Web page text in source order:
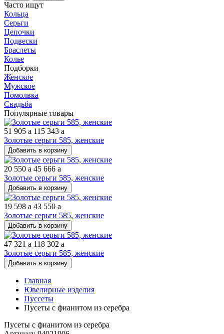
Часто ищут
Кольца
Серьги
Цепочки
Подвески
Браслеты
Колье
Подборки
Женское
Мужское
Помолвка
Свадьба
Популярные товары
51 905 a 115 343 a
Золотые серьги 585, женские
Добавить в корзину
20 550 a 45 666 a
Золотые серьги 585, женские
Добавить в корзину
19 598 a 43 550 a
Золотые серьги 585, женские
Добавить в корзину
47 321 a 118 302 a
Золотые серьги 585, женские
Добавить в корзину
Главная
Ювелирные изделия
Пуссеты
Пусеты с фианитом из серебра
Пусеты с фианитом из серебра